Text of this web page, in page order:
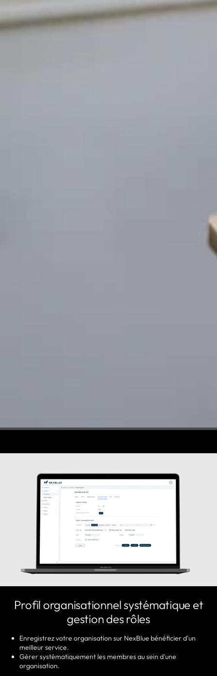
Profil organisationnel systématique et
gestion des rôles
Enregistrez votre organisation sur NexBlue bénéficier d'un
meilleur service.
Gérer systématiquement les membres au sein d'une
organisation.